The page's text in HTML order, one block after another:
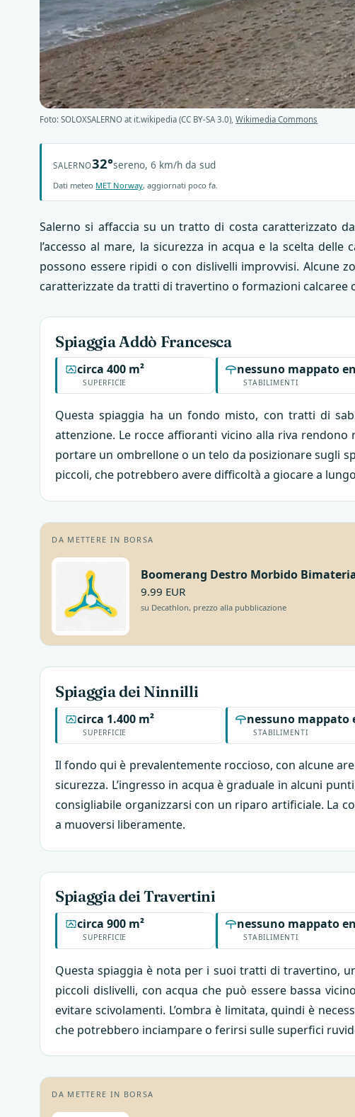
Foto: SOLOXSALERNO at it.wikipedia (CC BY-SA 3.0),Wikimedia Commons
SALERNO32°sereno, 6 km/h da sud
Dati meteo MET Norway, aggiornati poco fa.
Salerno si affaccia su un tratto di costa caratterizzato
l’accesso al mare, la sicurezza in acqua e la scelta
possono essere ripidi o con dislivelli improvvisi. Alcune
caratterizzate da tratti di travertino o formazioni calcaree
Spiaggia Addò Francesca
SUPERFICIE
circa 400 m²
STABILIMENTI
nessuno mappato
Questa spiaggia ha un fondo misto, con tratti di
attenzione. Le rocce affioranti vicino alla riva rendono
portare un ombrellone o un telo da posizionare sugli
piccoli, che potrebbero avere difficoltà a giocare a
DA METTERE IN BORSA
Boomerang Destro Morbido
9.99 EUR
su Decathlon, prezzo alla pubblicazione
Spiaggia dei Ninnilli
SUPERFICIE
circa 1.400 m²
STABILIMENTI
nessuno mappato
Il fondo qui è prevalentemente roccioso, con alcune
sicurezza. L’ingresso in acqua è graduale in alcuni
consigliabile organizzarsi con un riparo artificiale. La
a muoversi liberamente.
Spiaggia dei Travertini
SUPERFICIE
circa 900 m²
STABILIMENTI
nessuno mappato
Questa spiaggia è nota per i suoi tratti di travertino,
piccoli dislivelli, con acqua che può essere bassa
evitare scivolamenti. L’ombra è limitata, quindi è
che potrebbero inciampare o ferirsi sulle superfici
DA METTERE IN BORSA